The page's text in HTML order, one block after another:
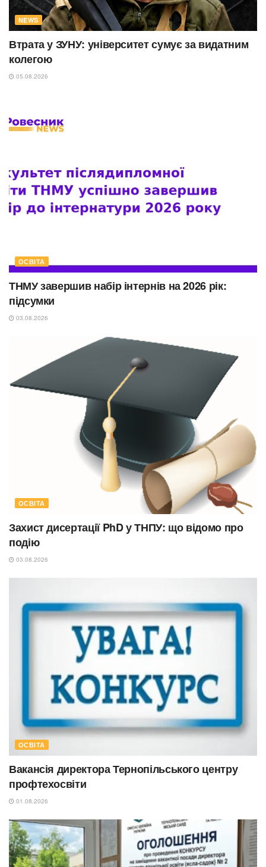
NEWS
Втрата у ЗУНУ: університет сумує за видатним
колегою
05.08.2026
ОСВІТА
ТНМУ завершив набір інтернів на 2026 рік:
підсумки
03.08.2026
ОСВІТА
Захист дисертації PhD у ТНПУ: що відомо про
подію
03.08.2026
ОСВІТА
Вакансія директора Тернопільського центру
профтехосвіти
01.08.2026